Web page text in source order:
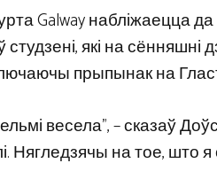
Galway набліжаецца
ў студзені, які на
прыпынак на
весела”, – сказаў
Нягледзячы на ​​тое, што